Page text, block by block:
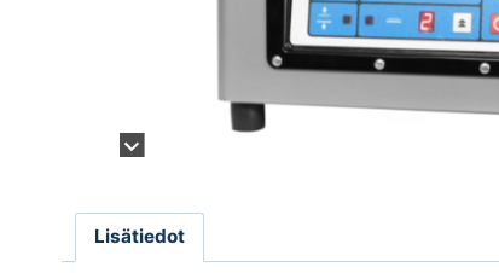
Lisätiedot